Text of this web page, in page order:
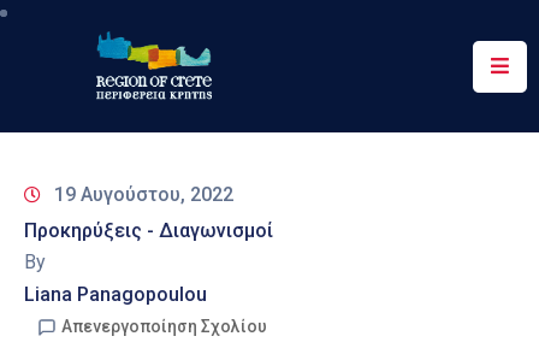
Περιφέρεια
&
Δράσεις
Ψηφιακές
19 Αυγούστου, 2022
Προκηρύξεις - Διαγωνισμοί
By
Liana Panagopoulou
Απενεργοποίηση Σχολίου